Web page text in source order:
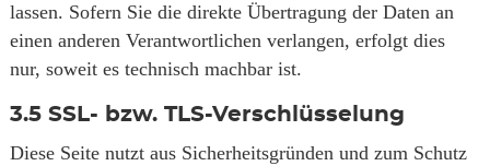
lassen. Sofern Sie die direkte Übertragung der Daten an
einen anderen Verantwortlichen verlangen, erfolgt dies
nur, soweit es technisch machbar ist.
3.5 SSL- bzw. TLS-Verschlüsselung
Diese Seite nutzt aus Sicherheitsgründen und zum Schutz